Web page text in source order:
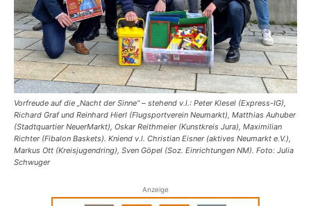
Vorfreude auf die „Nacht der Sinne“ – stehend v.l.: Peter Klesel (Express-IG),
Richard Graf und Reinhard Hierl (Flugsportverein Neumarkt), Matthias Auhuber
(Stadtquartier NeuerMarkt), Oskar Reithmeier (Kunstkreis Jura), Maximilian
Richter (Fibalon Baskets). Kniend v.l. Christian Eisner (aktives Neumarkt e.V.),
Markus Ott (Kreisjugendring), Sven Göpel (Soz. Einrichtungen NM). Foto: Julia
Schwuger
Anzeige